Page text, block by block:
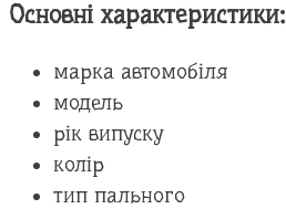
Основні характеристики:
марка автомобіля
модель
рік випуску
колір
тип пального